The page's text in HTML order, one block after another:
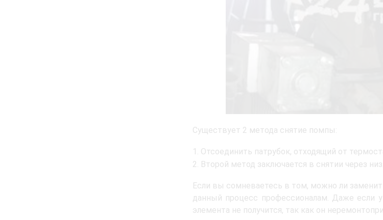
Существует 2 метода снятие помпы:
Отсоединить патрубок, отходящий от
Второй метод заключается в снятии через низ.
Если вы сомневаетесь в том, можно ли
данный процесс профессионалам. Даже если
элемента не получится, так как он